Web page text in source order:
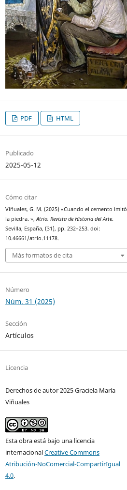
PDF HTML
Publicado
2025-05-12
Cómo citar
Viñuales, G. M. (2025) «Cuando el cemento imitó
la piedra. »,Atrio. Revista de Historia del Arte.
Sevilla, España, (31), pp. 232–253. doi:
10.46661/atrio.11178.
Más formatos de cita
Número
Núm. 31 (2025)
Sección
Artículos
Licencia
Derechos de autor 2025 Graciela María
Viñuales
Esta obra está bajo una licencia
internacionalCreative Commons
Atribución-NoComercial-CompartirIgual
4.0.